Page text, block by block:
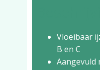
Vloeibaar
B en C
Aangevuld